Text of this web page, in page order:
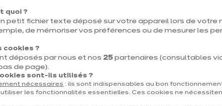
quoi ?
petit fichier texte déposé sur votre appareil lors de votre
de mémoriser vos préférences ou de mesurer les
cookies ?
déposés par nous et nos 25 partenaires (consultables
de page).
sont-ils utilisés ?
nécessaires : ils sont indispensables au bon
les fonctionnalités essentielles. Ces cookies ne